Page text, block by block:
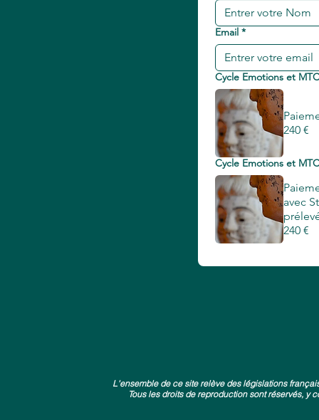
Email *
Cycle Emotions et MTC
240 €
Cycle Emotions et MTC
avec
240 €
L'ensemble de ce site relève des législations
Tous les droits de reproduction sont réservés,